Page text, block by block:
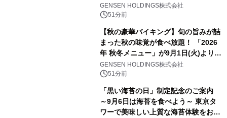
ーズ初のオールインクルーシブ導入
GENSEN HOLDINGS株式会社
51分前
【秋の豪華バイキング】旬の旨みが詰
まった秋の味覚が食べ放題！ 「2026
年 秋冬メニュー」が9月1日(火)より提
供スタート
GENSEN HOLDINGS株式会社
51分前
「黒い海苔の日」制定記念のご案内
～9月6日は海苔を食べよう～ 東京タ
ワーで美味しい上質な海苔体験をお届